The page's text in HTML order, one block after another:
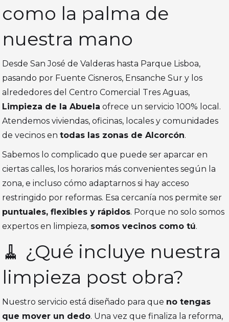
como la palma de
nuestra mano
Desde San José de Valderas hasta Parque Lisboa,
pasando por Fuente Cisneros, Ensanche Sur y los
alrededores del Centro Comercial Tres Aguas,
Limpieza de la Abuela ofrece un servicio 100% local.
Atendemos viviendas, oficinas, locales y comunidades
de vecinos entodas las zonas de Alcorcón.
Sabemos lo complicado que puede ser aparcar en
ciertas calles, los horarios más convenientes según la
zona, e incluso cómo adaptarnos si hay acceso
restringido por reformas. Esa cercanía nos permite ser
puntuales, flexibles y rápidos. Porque no solo somos
expertos en limpieza, somos vecinos como tú.
🧹 ¿Qué incluye nuestra
limpieza post obra?
Nuestro servicio está diseñado para que no tengas
que mover un dedo. Una vez que finaliza la reforma,